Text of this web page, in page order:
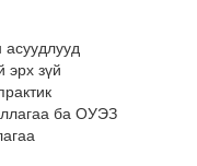
эрх зүй
ба ОУЭЗ